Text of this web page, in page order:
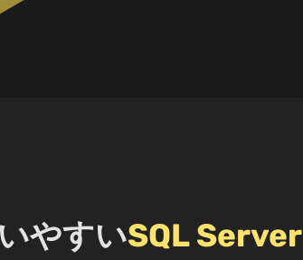
やすいSQL Server